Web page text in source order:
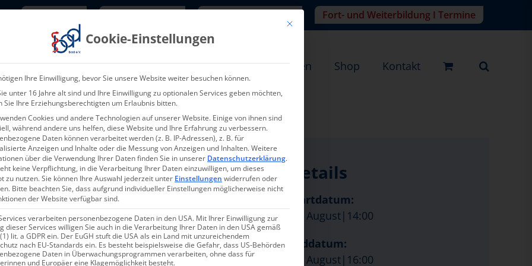
Fort- und Weiterbildung I Termine
Über uns Aktuelles & Presse Leistungen Shop Kontakt
Details
Startdatum:
10. August|14:00
Enddatum:
10. August|16:00
Mit diesem Button wird der Dialog geschlossen. Seine Funktionalität ist
Cookie-Einstellungen
Ihre Einwilligung, bevor Sie unsere Website weiter besuchen können.
unter 16 Jahre alt sind und Ihre Einwilligung zu optionalen Services geben möchten,
Sie Ihre Erziehungsberechtigten um Erlaubnis bitten.
Cookies und andere Technologien auf unserer Website. Einige von ihnen sind
während andere uns helfen, diese Website und Ihre Erfahrung zu verbessern.
Daten können verarbeitet werden (z. B. IP-Adressen), z. B. für
Anzeigen und Inhalte oder die Messung von Anzeigen und Inhalten.Weitere
über die Verwendung Ihrer Daten finden Sie in unserer Datenschutzerklärung.
keine Verpflichtung, in die Verarbeitung Ihrer Daten einzuwilligen, um dieses
zu nutzen.Sie können Ihre Auswahl jederzeit unter Einstellungen widerrufen oder
Bitte beachten Sie, dass aufgrund individueller Einstellungen möglicherweise nicht
der Website verfügbar sind.
verarbeiten personenbezogene Daten in den USA. Mit Ihrer Einwilligung zur
dieser Services willigen Sie auch in die Verarbeitung Ihrer Daten in den USA gemäß
lit. a GDPR ein. Der EuGH stuft die USA als ein Land mit unzureichendem
nach EU-Standards ein. Es besteht beispielsweise die Gefahr, dass US-Behörden
Daten in Überwachungsprogrammen verarbeiten, ohne dass für
und Europäer eine Klagemöglichkeit besteht.